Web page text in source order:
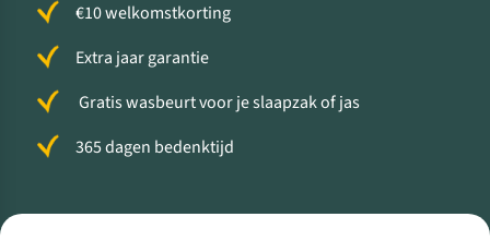
€10 welkomstkorting
Extra jaar garantie
Gratis wasbeurt voor je slaapzak of jas
365 dagen bedenktijd